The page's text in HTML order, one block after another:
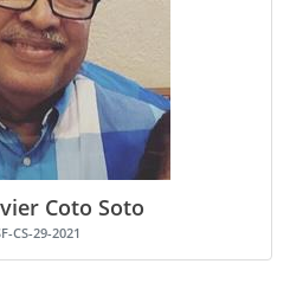
Coto Soto
CS-29-2021